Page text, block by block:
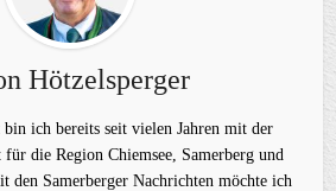
Hötzelsperger
ich bereits seit vielen Jahren mit der
für die Region Chiemsee, Samerberg und
den Samerberger Nachrichten möchte ich